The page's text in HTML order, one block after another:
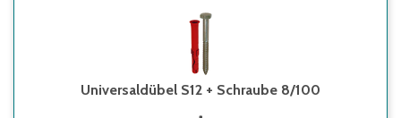
Universaldübel S12 + Schraube 8/100